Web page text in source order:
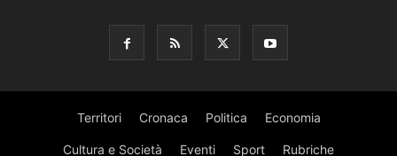
Territori Cronaca Politica Economia
Cultura e Società Eventi Sport Rubriche